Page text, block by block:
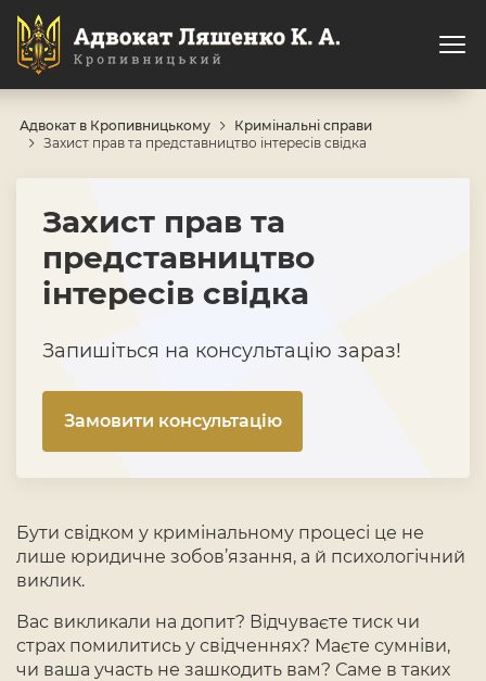
Адвокат в Кропивницькому
Кримінальні справи
Захист прав та представництво інтересів свідка
Захист прав та
представництво
інтересів свідка
Запишіться на консультацію зараз!
Замовити консультацію
Бути свідком у кримінальному процесі це не
лише юридичне зобов’язання, а й психологічний
виклик.
Вас викликали на допит? Відчуваєте тиск чи
страх помилитись у свідченнях? Маєте сумніви,
чи ваша участь не зашкодить вам? Саме в таких